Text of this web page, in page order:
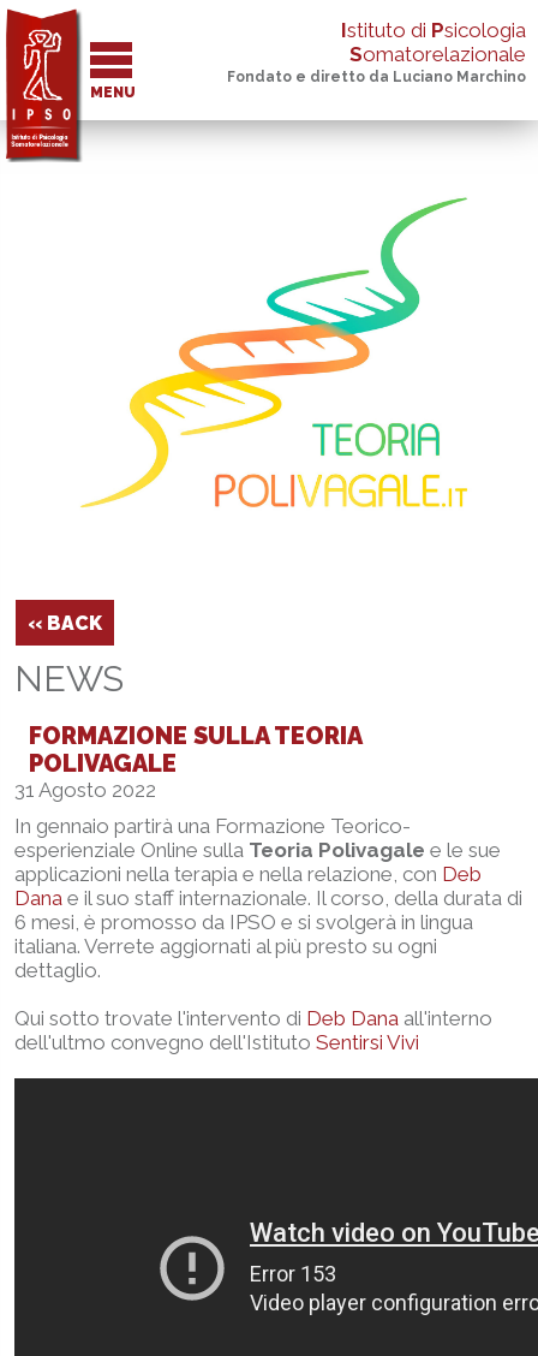
MENU
Istituto di Psicologia
Somatorelazionale
Fondato e diretto da Luciano Marchino
‹‹ BACK
NEWS
FORMAZIONE SULLA TEORIA
POLIVAGALE
31 Agosto 2022
In gennaio partirà una Formazione Teorico-
esperienziale Online sulla Teoria Polivagale e le sue
applicazioni nella terapia e nella relazione, con Deb
Dana e il suo staff internazionale. Il corso, della durata di
6 mesi, è promosso da IPSO e si svolgerà in lingua
italiana. Verrete aggiornati al più presto su ogni
dettaglio.
Qui sotto trovate l'intervento di Deb Dana all'interno
dell'ultmo convegno dell'Istituto Sentirsi Vivi